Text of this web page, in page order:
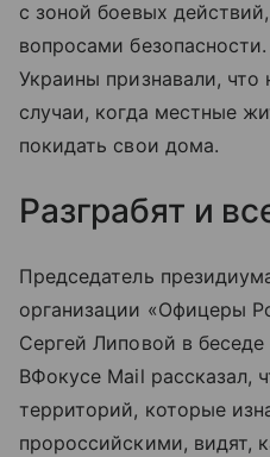
с зоной боевых
вопросами
Украины признавали, что
случаи, когда местные
покидать свои дома.
Разграбят и
Председатель
организации «Офицеры
Сергей Липовой в
ВФокусе Mail рассказал,
территорий, которые
пророссийскими, видят,